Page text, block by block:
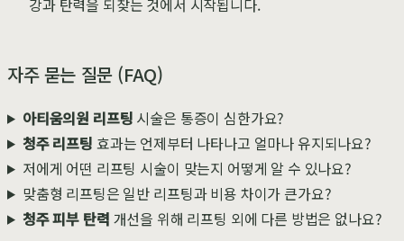
강과 탄력을 되찾는 것에서 시작됩니다.
자주 묻는 질문 (FAQ)
아티움의원 리프팅 시술은 통증이 심한가요?
청주 리프팅 효과는 언제부터 나타나고 얼마나 유지되나요?
저에게 어떤 리프팅 시술이 맞는지 어떻게 알 수 있나요?
맞춤형 리프팅은 일반 리프팅과 비용 차이가 큰가요?
청주 피부 탄력 개선을 위해 리프팅 외에 다른 방법은 없나요?